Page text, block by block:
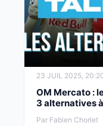
23 JUIL 2025,
OM Mercato :
3 alternatives
Par Fabien Chorlet